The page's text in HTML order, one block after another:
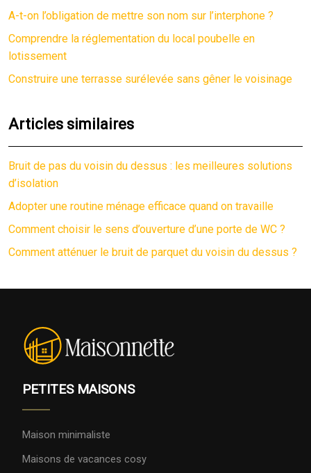
A-t-on l’obligation de mettre son nom sur l’interphone ?
Comprendre la réglementation du local poubelle en
lotissement
Construire une terrasse surélevée sans gêner le voisinage
Articles similaires
Bruit de pas du voisin du dessus : les meilleures solutions
d’isolation
Adopter une routine ménage efficace quand on travaille
Comment choisir le sens d’ouverture d’une porte de WC ?
Comment atténuer le bruit de parquet du voisin du dessus ?
PETITES MAISONS
Maison minimaliste
Maisons de vacances cosy